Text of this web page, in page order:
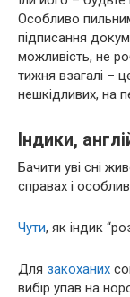
Особливо
підписання
можливість, не
тижня взагалі –
нешкідливих, на
Індики,
Бачити уві сні
справах і
Чути, як індик
Для закоханих
вибір упав на